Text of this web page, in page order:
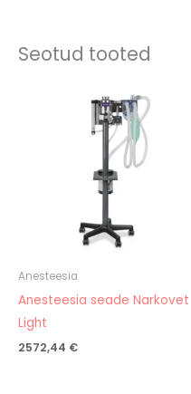
Seotud tooted
Anesteesia
Anesteesia seade Narkovet
Light
2572,44 €